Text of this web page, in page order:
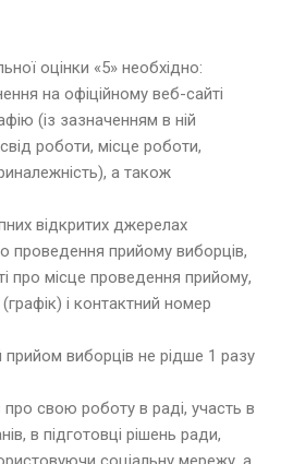
оцінки «5» необхідно:
на офіційному веб-сайті
(із зазначенням в ній
роботи, місце роботи,
а також
відкритих джерелах
проведення прийому виборців,
про місце проведення прийому,
і контактний номер
виборців не рідше 1 разу
свою роботу в раді, участь в
в підготовці рішень ради,